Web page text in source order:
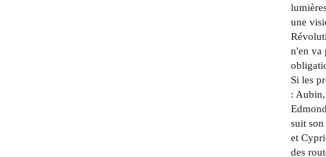
une
n'en va
Si les
:
suit
et
des